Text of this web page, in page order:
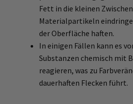
Fett in die kleinen
Materialpartikeln
der Oberfläche haften.
In einigen Fällen kann es
Substanzen chemisch mit
reagieren, was zu
dauerhaften Flecken führt.